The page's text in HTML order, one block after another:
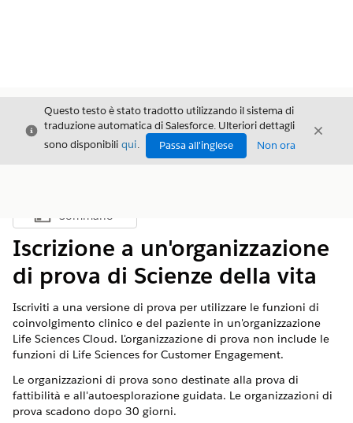
Chiudi
Questo testo è stato tradotto utilizzando il sistema di
traduzione automatica di Salesforce. Ulteriori dettagli
sono disponibili qui. Passa all'inglese Non ora
Chiudi
Mostra sommario
Sommario
Iscrizione a un'organizzazione
di prova di Scienze della vita
Iscriviti a una versione di prova per utilizzare le funzioni di
coinvolgimento clinico e del paziente in un'organizzazione
Life Sciences Cloud. L'organizzazione di prova non include le
funzioni di Life Sciences for Customer Engagement.
Le organizzazioni di prova sono destinate alla prova di
fattibilità e all'autoesplorazione guidata. Le organizzazioni di
prova scadono dopo 30 giorni.